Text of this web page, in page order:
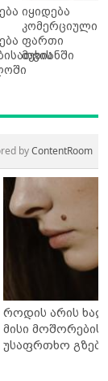
იყიდება
კომერციული
ფართი
მუხიანში
byContentRoom
როდის არის
მისი მოშორების
უსაფრთხო გზები